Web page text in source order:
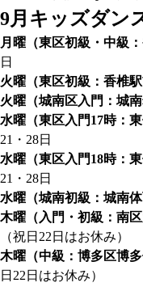
9月キッズダン
月曜（東区初級・中級
日
火曜（東区初級：香椎駅
火曜（城南区入門：城南
水曜（東区入門17時：
21・28日
水曜（東区入門18時：
21・28日
水曜（城南初級：城南体
木曜（入門・初級：南
（祝日22日はお休み）
木曜（中級：博多区博多
日22日はお休み）